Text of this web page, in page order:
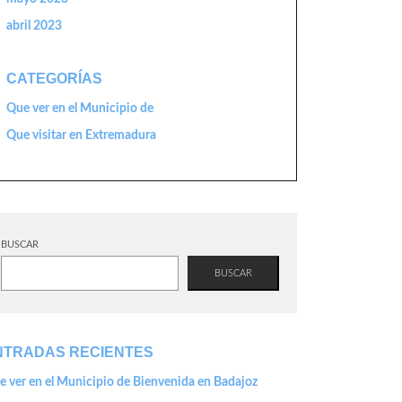
abril 2023
CATEGORÍAS
Que ver en el Municipio de
Que visitar en Extremadura
BUSCAR
BUSCAR
RECIENTES
ver en el Municipio de Bienvenida en Badajoz